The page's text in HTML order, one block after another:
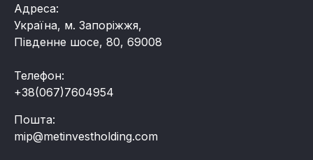
Адреса:
Україна, м. Запоріжжя,
Південне шосе, 80, 69008
Телефон:
+38(067)7604954
Пошта:
mip@metinvestholding.com